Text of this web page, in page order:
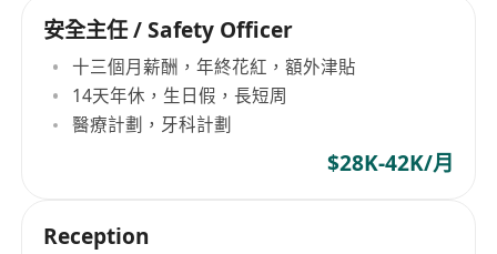
安全主任 / Safety Officer
十三個月薪酬，年終花紅，額外津貼
14天年休，生日假，長短周
醫療計劃，牙科計劃
$28K-42K/月
Reception